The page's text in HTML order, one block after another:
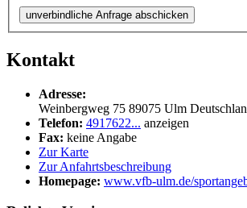
unverbindliche Anfrage abschicken
Kontakt
Adresse:
Weinbergweg 75 89075 Ulm
Telefon: 4917622... anzeigen
Fax: keine Angabe
Zur Karte
Zur Anfahrtsbeschreibung
Homepage: www.vfb-ulm.de/